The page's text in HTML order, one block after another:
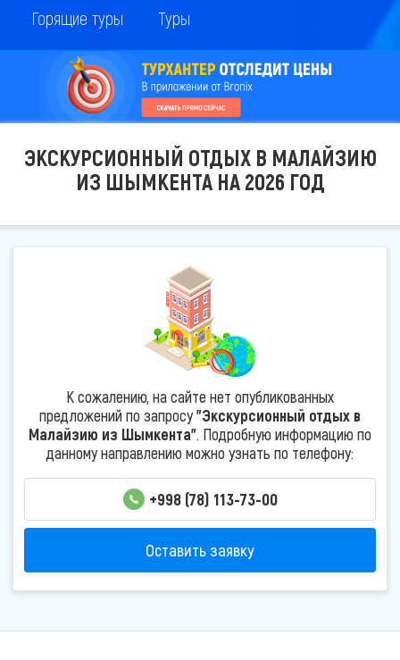
Горящие туры Туры
ЭКСКУРСИОННЫЙ ОТДЫХ В МАЛАЙЗИЮ
ИЗ ШЫМКЕНТА НА 2026 ГОД
К сожалению, на сайте нет опубликованных
предложений по запросу"Экскурсионный отдых в
Малайзию из Шымкента". Подробную информацию по
данному направлению можно узнать по телефону:
+998 (78) 113-73-00
Оставить заявку